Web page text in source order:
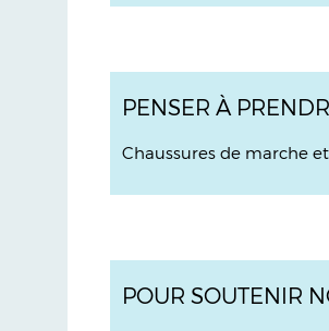
PENSER À
Chaussures de marche
POUR SOUTENIR